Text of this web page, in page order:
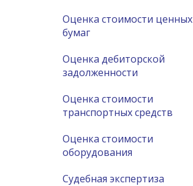
Оценка стоимости ценных
бумаг
Оценка дебиторской
задолженности
Оценка стоимости
транспортных средств
Оценка стоимости
оборудования
Судебная экспертиза